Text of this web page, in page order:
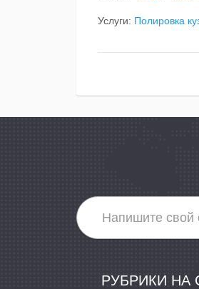
Услуги: Полировка
РУБРИКИ НА